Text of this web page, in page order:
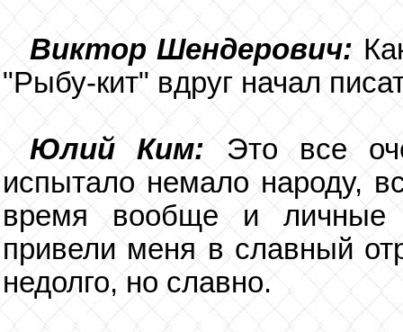
Виктор Шендерович:
"Рыбу-кит" вдруг начал
Юлий Ким:Это все
испытало немало народу,
время вообще и личные
привели меня в славный
недолго, но славно.